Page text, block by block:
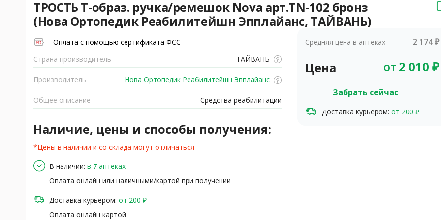
ТРОСТЬ Т-образ. ручка/ремешок Nova арт.TN-102 бронз
(Нова Ортопедик Реабилитейшн Эпплайанс, ТАЙВАНЬ)
Оплата с помощью сертификата ФСС
Страна производитель
ТАЙВАНЬ
Производитель Нова Ортопедик Реабилитейшн Эпплайанс
Общее описание Средства реабилитации
Наличие, цены и способы получения:
*Цены в наличии и со склада могут отличаться
В наличии: в 7 аптеках
Оплата онлайн или наличными/картой при получении
Доставка курьером: от 200 ₽
Оплата онлайн картой
Средняя цена в аптеках 2 174 ₽
Цена от2 010 ₽
Забрать сейчас
Доставка курьером: от 200 ₽